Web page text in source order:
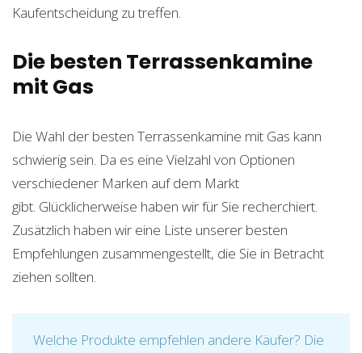
Kaufentscheidung zu treffen.
Die besten Terrassenkamine
mit Gas
Die Wahl der besten Terrassenkamine mit Gas kann
schwierig sein. Da es eine Vielzahl von Optionen
verschiedener Marken auf dem Markt
gibt. Glücklicherweise haben wir für Sie recherchiert.
Zusätzlich haben wir eine Liste unserer besten
Empfehlungen zusammengestellt, die Sie in Betracht
ziehen sollten.
Welche Produkte empfehlen andere Käufer? Die